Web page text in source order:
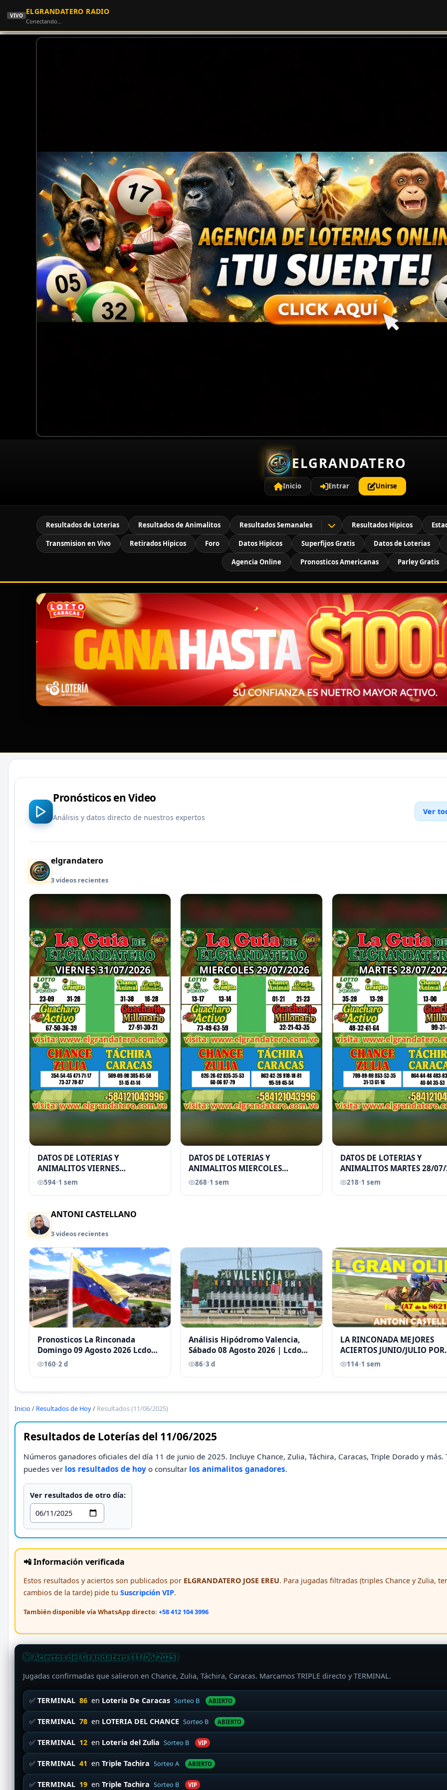
VIVO ELGRANDATERO RADIO
Conectando…
ELGRANDATERO
Inicio Entrar Unirse
Resultados de Loterias Resultados de Animalitos Resultados Semanales Resultados Hipicos
Transmision en Vivo Retirados Hipicos Foro Datos Hipicos Superfijos Gratis Datos de Loterias
Agencia Online Pronosticos Americanas Parley Gratis
Pronósticos en Video
Análisis y datos directo de nuestros expertos
Ver
elgrandatero
3 videos recientes
DATOS DE LOTERIAS Y
ANIMALITOS VIERNES
31/07/2026
594•1 sem
DATOS DE LOTERIAS Y
ANIMALITOS MIERCOLES
29/07/2026 ELGRANDATERO JOSE
268•1 sem
DATOS DE LOTERIAS Y
ANIMALITOS MARTES 28/07/
ELGRANDATERO JOSE EREU
218•1 sem
ANTONI CASTELLANO
3 videos recientes
Pronosticos La Rinconada
Domingo 09 Agosto 2026 Lcdo
Antoni Castellano
160•2 d
Análisis Hipódromo Valencia,
Sábado 08 Agosto 2026 | Lcdo
Antoni Castellano |
86•3 d
LA RINCONADA MEJORES
ACIERTOS JUNIO/JULIO POR
ANTONI CASTELLANO
114•1 sem
Inicio / Resultados de Hoy/ Resultados (11/06/2025)
Resultados de Loterías del 11/06/2025
Números ganadores oficiales del día 11 de junio de 2025. Incluye Chance, Zulia, Táchira, Caracas, Triple Dorado y más.
puedes ver los resultados de hoy o consultar los animalitos ganadores.
Ver resultados de otro día:
📲 Información verificada
Estos resultados y aciertos son publicados por ELGRANDATERO JOSE EREU. Para jugadas filtradas (triples Chance y Zulia,
cambios de la tarde) pide tu Suscripción VIP.
También disponible vía WhatsApp directo: +58 412 104 3996
🎯 Aciertos del Grandatero (11/06/2025)
Jugadas confirmadas que salieron en Chance, Zulia, Táchira, Caracas. Marcamos TRIPLE directo y TERMINAL.
✅ TERMINAL 86 en Loteria De Caracas Sorteo B ABIERTO
✅ TERMINAL 78 en LOTERIA DEL CHANCE Sorteo B ABIERTO
✅ TERMINAL 12 en Loteria del Zulia Sorteo B VIP
✅ TERMINAL 41 en Triple Tachira Sorteo A ABIERTO
✅ TERMINAL 19 en Triple Tachira Sorteo B VIP